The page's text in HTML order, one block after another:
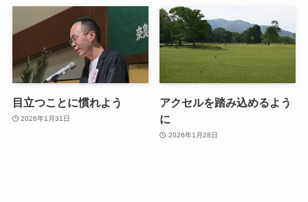
目立つことに慣れよう
2026年1月31日
アクセルを踏み込めるよう
に
2026年1月28日